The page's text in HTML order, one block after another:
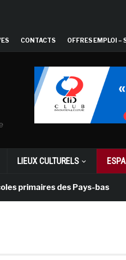
CONTACTS OFFRES EMPLOI –
LIEUX CULTURELS
des Pays-bas il y a